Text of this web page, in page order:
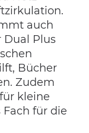
auch
Dual Plus
Bücher
Zudem
kleine
Fach für die